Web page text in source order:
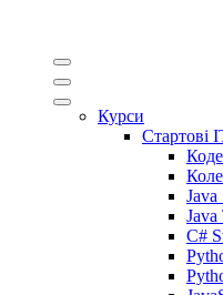
Курси
Стартові
Java
Java
C#